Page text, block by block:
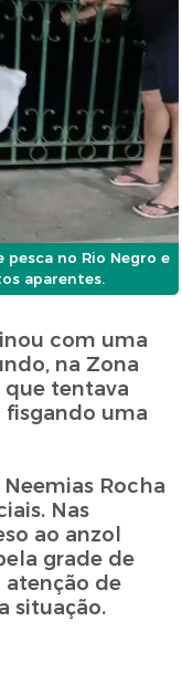
no Rio Negro e
aparentes.
com uma
na Zona
que tentava
fisgando uma
Rocha
Nas
ao anzol
grade de
atenção de
situação.